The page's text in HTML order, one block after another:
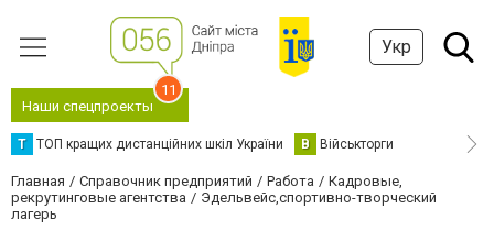
Укр
Наши спецпроекты
11
Т ТОП кращих дистанційних шкіл України В Військторги
Главная Справочник предприятий Работа
Кадровые,
рекрутинговые агентства
Эдельвейс,спортивно-творческий
лагерь